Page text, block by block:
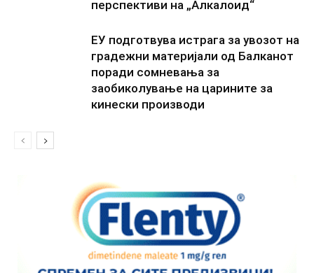
перспективи на „Алкалоид“
ЕУ подготвува истрага за увозот на
градежни материјали од Балканот
поради сомневања за
заобиколување на царините за
кинески производи